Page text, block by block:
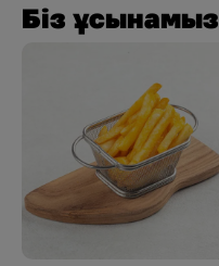
Біз ұсынамыз